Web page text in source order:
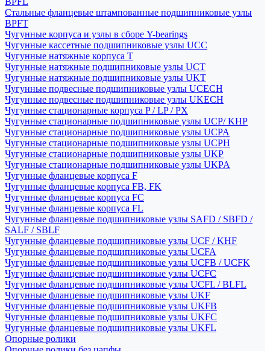
Стальные фланцевые штампованные подшипниковые узлы
BPFT
Чугунные корпуса и узлы в сборе Y-bearings
Чугунные кассетные подшипниковые узлы UCC
Чугунные натяжные корпуса T
Чугунные натяжные подшипниковые узлы UCT
Чугунные натяжные подшипниковые узлы UKT
Чугунные подвесные подшипниковые узлы UCECH
Чугунные подвесные подшипниковые узлы UKECH
Чугунные стационарные корпуса P / LP / PX
Чугунные стационарные подшипниковые узлы UCP/ KHP
Чугунные стационарные подшипниковые узлы UCPA
Чугунные стационарные подшипниковые узлы UCPH
Чугунные стационарные подшипниковые узлы UKP
Чугунные стационарные подшипниковые узлы UKPA
Чугунные фланцевые корпуса F
Чугунные фланцевые корпуса FB, FK
Чугунные фланцевые корпуса FC
Чугунные фланцевые корпуса FL
Чугунные фланцевые подшипниковые узлы SAFD / SBFD /
SALF / SBLF
Чугунные фланцевые подшипниковые узлы UCF / KHF
Чугунные фланцевые подшипниковые узлы UCFA
Чугунные фланцевые подшипниковые узлы UCFB / UCFK
Чугунные фланцевые подшипниковые узлы UCFC
Чугунные фланцевые подшипниковые узлы UCFL / BLFL
Чугунные фланцевые подшипниковые узлы UKF
Чугунные фланцевые подшипниковые узлы UKFB
Чугунные фланцевые подшипниковые узлы UKFC
Чугунные фланцевые подшипниковые узлы UKFL
Опорные ролики